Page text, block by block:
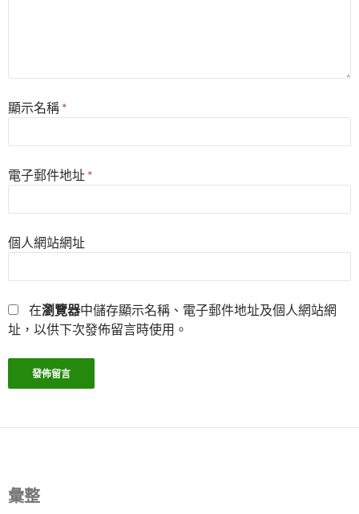
顯示名稱 *
電子郵件地址 *
個人網站網址
在瀏覽器中儲存顯示名稱、電子郵件地址及個人網站網
址，以供下次發佈留言時使用。
彙整